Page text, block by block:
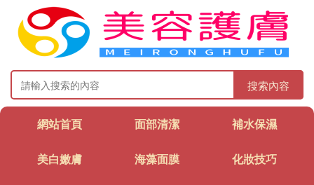
搜索內容
網站首頁 面部清潔 補水保濕
美白嫩膚 海藻面膜 化妝技巧